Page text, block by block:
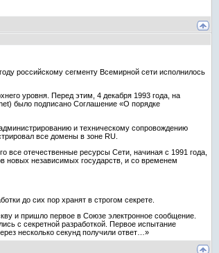
российскому сегменту Всемирной сети исполнилось
уровня. Перед этим, 4 декабря 1993 года, на
было подписано Соглашение «О порядке
и техническому сопровождению
все домены в зоне RU.
отечественные ресурсы Сети, начиная с 1991 года,
новых независимых государств, и со временем
до сих пор хранят в строгом секрете.
и пришло первое в Союзе электронное сообщение.
с секретной разработкой. Первое испытание
несколько секунд получили ответ…»